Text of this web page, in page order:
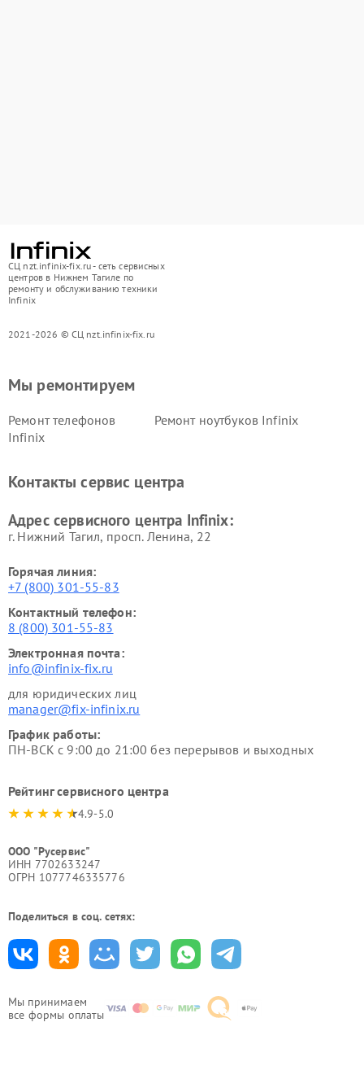
СЦ nzt.infinix-fix.ru - сеть сервисных
центров в Нижнем Тагиле по
ремонту и обслуживанию техники
Infinix
2021-2026 © СЦ nzt.infinix-fix.ru
Мы принимаем
все формы оплаты
Мы ремонтируем
Ремонт телефонов
Infinix
Ремонт ноутбуков Infinix
Контакты сервис центра
Адрес сервисного центра Infinix:
г. Нижний Тагил, просп. Ленина, 22
Горячая линия:
+7 (800) 301-55-83
Контактный телефон:
8 (800) 301-55-83
Электронная почта:
info@infinix-fix.ru
для юридических лиц
manager@fix-infinix.ru
График работы:
ПН-ВСК с 9:00 до 21:00 без перерывов и выходных
Рейтинг сервисного центра
4.9-5.0
ООО "Русервис"
ИНН 7702633247
ОГРН 1077746335776
Поделиться в соц. сетях: